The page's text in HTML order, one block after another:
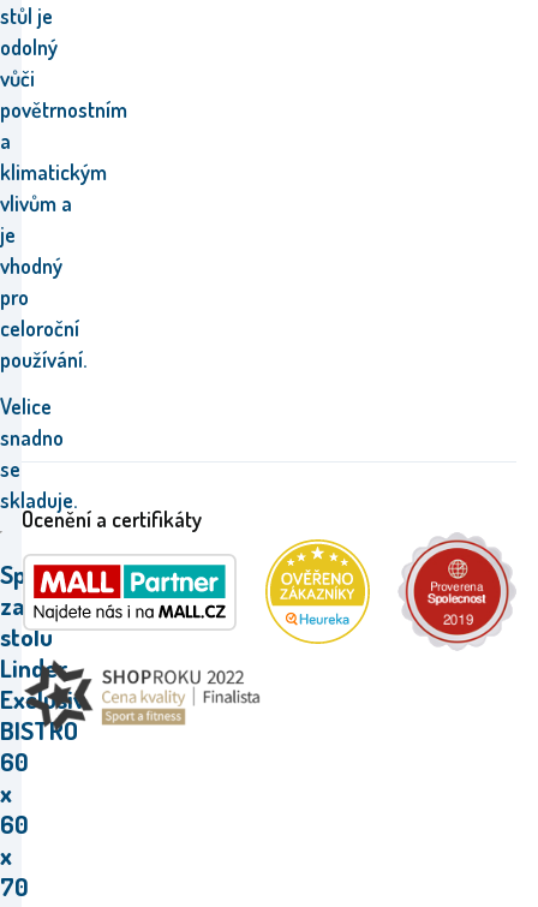
stůl je
odolný
vůči
povětrnostním
a
klimatickým
vlivům a
je
vhodný
pro
celoroční
používání.
Velice
snadno
se
skladuje.
Specifikace
zahradního
stolu
Linder
Exclusiv
BISTRO
60
x
60
x
70
Ocenění a certifikáty